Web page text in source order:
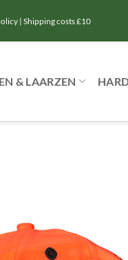
| Shipping costs £10
& LAARZEN